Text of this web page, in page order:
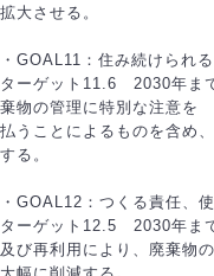
拡大させる。
・GOAL11：住み続けられ
ターゲット11.6 2030年ま
棄物の管理に特別な注意を
払うことによるものを含め
する。
・GOAL12：つくる責任、
ターゲット12.5 2030年ま
及び再利用により、廃棄物